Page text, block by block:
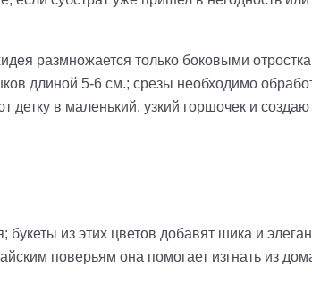
размножается только боковыми
длиной 5-6 см.; срезы необходимо
в маленький, узкий горшочек и
букеты из этих цветов добавят шика и
поверьям она помогает изгнать из